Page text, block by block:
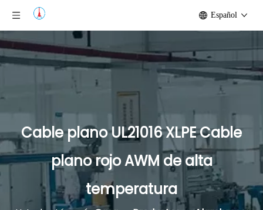
Español
Cable plano UL21016 XLPE Cable
plano rojo AWM de alta
temperatura